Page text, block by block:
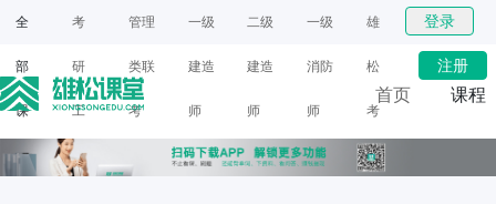
全
部
课
程
考
研
工
具
管理
类联
考
一级
建造
师
二级
建造
师
一级
消防
师
雄
松
考
研
登录
注册
首页 课程